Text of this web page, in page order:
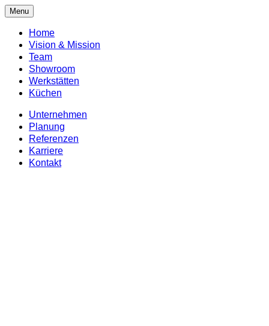
Menu
Home
Vision & Mission
Team
Showroom
Werkstätten
Küchen
Unternehmen
Planung
Referenzen
Karriere
Kontakt